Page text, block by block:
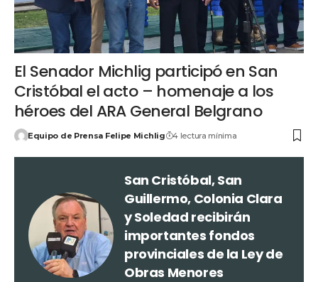
El Senador Michlig participó en San
Cristóbal el acto – homenaje a los
héroes del ARA General Belgrano
Equipo de Prensa Felipe Michlig 4 lectura mínima
San Cristóbal, San
Guillermo, Colonia Clara
y Soledad recibirán
importantes fondos
provinciales de la Ley de
Obras Menores